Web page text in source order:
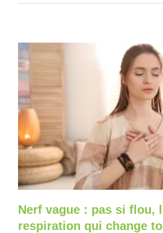
Nerf vague : pas si flou,
respiration qui change